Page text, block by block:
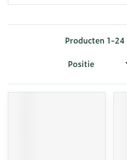
Producten 1-24
Sorteer op: